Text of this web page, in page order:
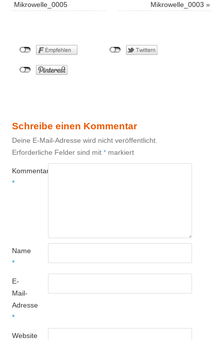
Mikrowelle_0005
Mikrowelle_0003 »
Schreibe einen Kommentar
Deine E-Mail-Adresse wird nicht veröffentlicht.
Erforderliche Felder sind mit * markiert
Kommentar
*
Name
*
E-
Mail-
Adresse
*
Website